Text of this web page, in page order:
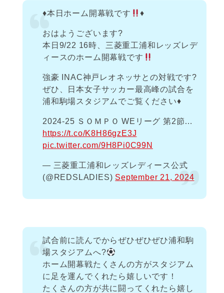
♦️本日ホーム開幕戦です ♦️
おはようございます?
本日9/22 16時、三菱重工浦和レッズレデ
ィースのホーム開幕戦です
強豪 INAC神戸レオネッサとの対戦です?
ぜひ、日本女子サッカー最高峰の試合を
浦和駒場スタジアムでご覧ください♦️
2024-25 ＳＯＭＰＯ WEリーグ 第2節…
https://t.co/K8H86gzE3J
pic.twitter.com/9H8Pi0C99N
— 三菱重工浦和レッズレディース公式
(@REDSLADIES) September 21, 2024
試合前に読んでからぜひぜひぜひ浦和駒
場スタジアムへ?
ホーム開幕戦たくさんの方がスタジアム
に足を運んでくれたら嬉しいです！
たくさんの方が共に闘ってくれたら嬉し